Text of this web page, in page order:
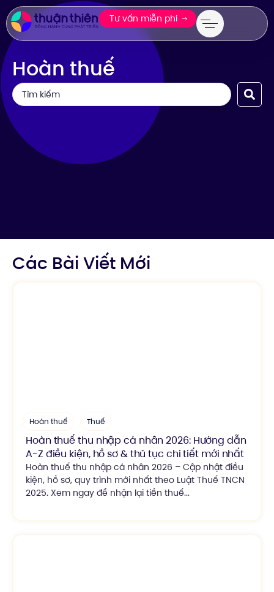
Tư vấn miễn phí
Hoàn thuế
Các Bài Viết Mới
Hoàn thuế Thuế
Hoàn thuế thu nhập cá nhân 2026: Hướng dẫn
A-Z điều kiện, hồ sơ & thủ tục chi tiết mới nhất
Hoàn thuế thu nhập cá nhân 2026 – Cập nhật điều
kiện, hồ sơ, quy trình mới nhất theo Luật Thuế TNCN
2025. Xem ngay để nhận lại tiền thuế...